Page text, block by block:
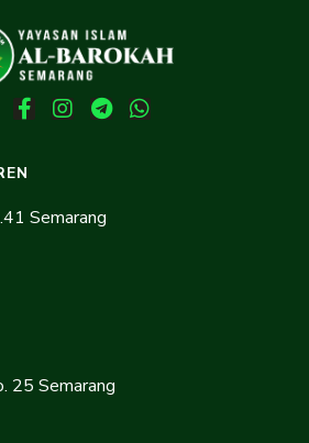
Semarang
25 Semarang